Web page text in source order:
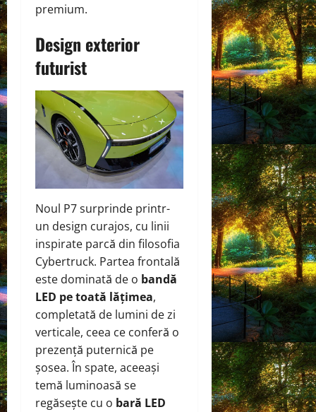
premium.
Design exterior
futurist
Noul P7 surprinde printr-
un design curajos, cu linii
inspirate parcă din filosofia
Cybertruck. Partea frontală
este dominată de o bandă
LED pe toată lățimea,
completată de lumini de zi
verticale, ceea ce conferă o
prezență puternică pe
șosea. În spate, aceeași
temă luminoasă se
regăsește cu o bară LED